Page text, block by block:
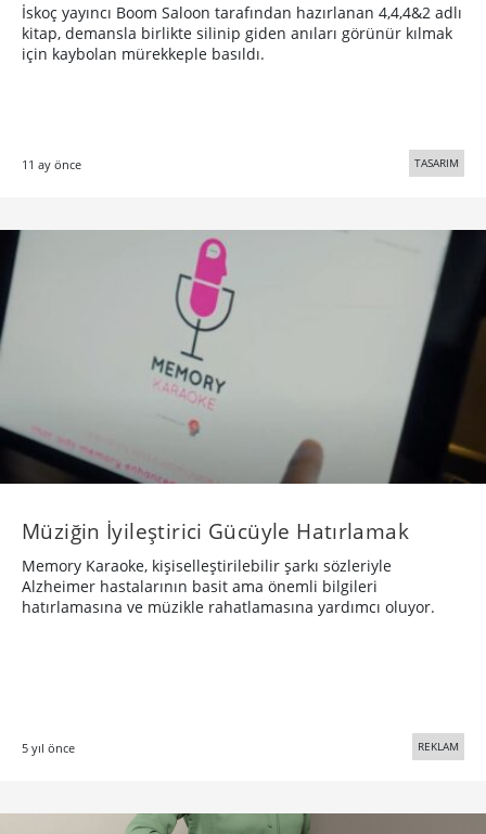
İskoç yayıncı Boom Saloon tarafından hazırlanan 4,4,4&2 adlı
kitap, demansla birlikte silinip giden anıları görünür kılmak
için kaybolan mürekkeple basıldı.
11 ay önce TASARIM
Müziğin İyileştirici Gücüyle Hatırlamak
Memory Karaoke, kişiselleştirilebilir şarkı sözleriyle
Alzheimer hastalarının basit ama önemli bilgileri
hatırlamasına ve müzikle rahatlamasına yardımcı oluyor.
5 yıl önce REKLAM